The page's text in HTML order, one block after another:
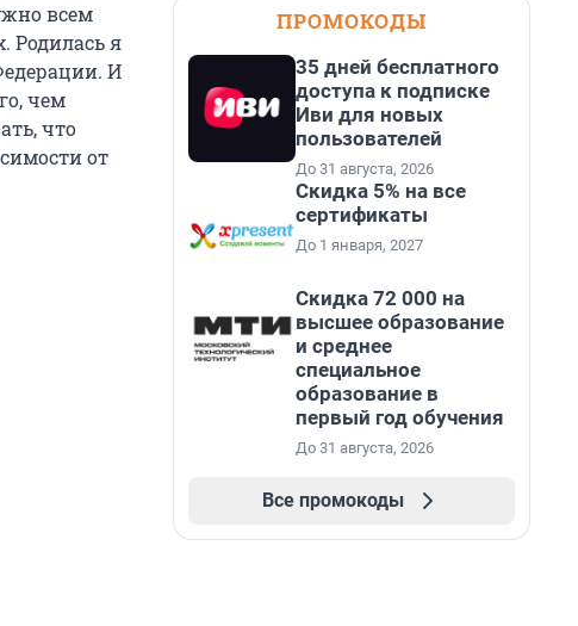
всем
Родилась я
И
чем
что
от
ПРОМОКОДЫ
35 дней бесплатного
доступа к подписке
Иви для новых
пользователей
До 31 августа, 2026
Скидка 5% на все
сертификаты
До 1 января, 2027
Скидка 72 000 на
высшее образование
и среднее
специальное
образование в
первый год обучения
До 31 августа, 2026
Все промокоды